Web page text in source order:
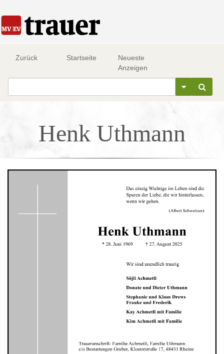
Zurück Startseite
Neueste
Anzeigen
Henk Uthmann